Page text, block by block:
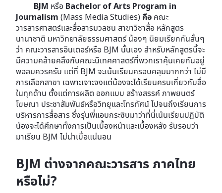
BJM หรือ Bachelor of Arts Program in
Journalism (Mass Media Studies) คือ คณะ
วารสารศาสตร์และสื่อสารมวลชน สาขาวิชาสื่อ หลักสูตร
นานาชาติ มหาวิทยาลัยธรรมศาสตร์ น้องๆ นิยมเรียกกันสั้นๆ
ว่า คณะวารสารอินเตอร์หรือ BJM นั้นเอง สำหรับหลักสูตรนี้จะ
มีความคล้ายคลึงกับคณะนิเทศศาสตร์ที่พวกเราคุ้นเคยกันอยู่
พอสมควรครับ แต่ที่ BJM จะเน้นเรียนครอบคลุมมากกว่า ไม่มี
การเลือกสาขา เฉพาะเจาะจงแต่น้องจะได้เรียนครบเกี่ยวกับสื่อ
ในทุกด้าน ตั้งแต่การผลิต ออกแบบ สร้างสรรค์ ภาพยนตร์
โฆษณา ประชาสัมพันธ์หรือวิทยุและโทรทัศน์ ไปจนถึงเรียนการ
บริหารการสื่อสาร ซึ่งรุ่นพี่แอบกระซิบมาว่าที่นี่เน้นเรียนปฏิบัติ
น้องจะได้ศึกษาทั้งการเป็นเบื้องหน้าและเบื้องหลัง รับรอบว่า
มาเรียน BJM ไม่น่าเบื่อแน่นอน
BJM ต่างจากคณะวารสาร ภาคไทย
หรือไม่?